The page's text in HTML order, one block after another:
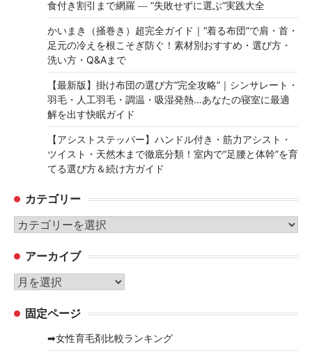
食付き割引まで網羅 ― “失敗せずに選ぶ”実践大全
かいまき（掻巻き）超完全ガイド｜“着る布団”で肩・首・
足元の冷えを根こそぎ防ぐ！素材別おすすめ・選び方・
洗い方・Q&Aまで
【最新版】掛け布団の選び方“完全攻略”｜シンサレート・
羽毛・人工羽毛・調温・吸湿発熱…あなたの寝室に最適
解を出す快眠ガイド
【アシストステッパー】ハンドル付き・筋力アシスト・
ツイスト・天然木まで徹底分類！室内で“足腰と体幹”を育
てる選び方＆続け方ガイド
カテゴリー
カ
ゴ
リ
ー
アーカイブ
ア
カ 固定ページ
➡女性育毛剤比較ランキング